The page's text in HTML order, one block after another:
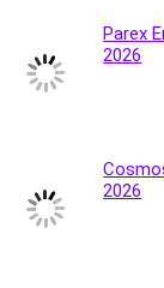
Parex
2026
2026